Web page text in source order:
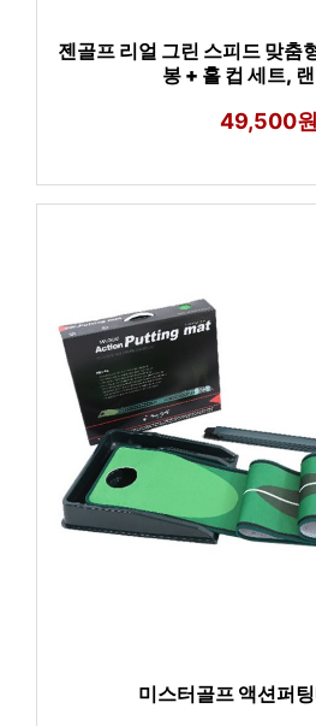
젠골프 리얼 그린 스피드 맞춤
봉 + 홀 컵 세트,
49,500원
미스터골프 액션퍼